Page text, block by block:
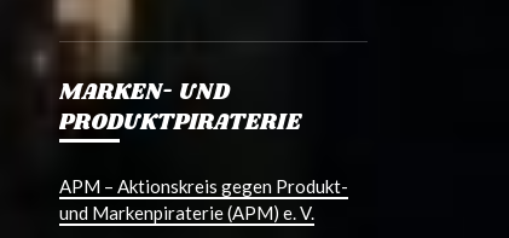
MARKEN- UND
PRODUKTPIRATERIE
APM – Aktionskreis gegen Produkt-
und Markenpiraterie (APM) e. V.